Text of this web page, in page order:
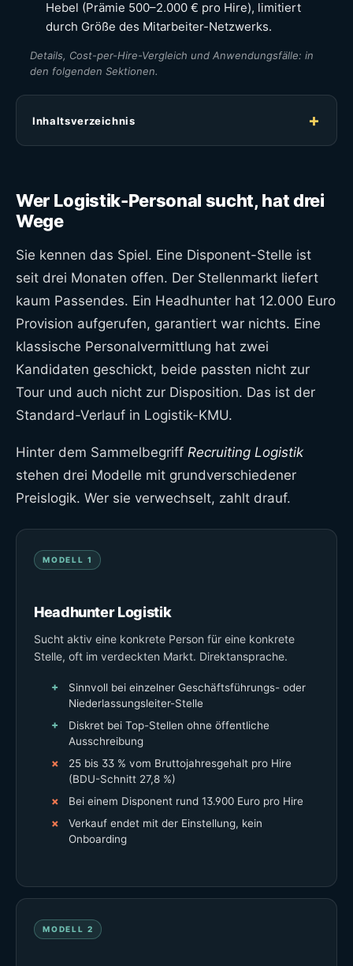
Hebel (Prämie 500–2.000 € pro Hire), limitiert
durch Größe des Mitarbeiter-Netzwerks.
Details, Cost-per-Hire-Vergleich und Anwendungsfälle: in
den folgenden Sektionen.
Inhaltsverzeichnis
Wer Logistik-Personal sucht, hat drei
Wege
Sie kennen das Spiel. Eine Disponent-Stelle ist
seit drei Monaten offen. Der Stellenmarkt liefert
kaum Passendes. Ein Headhunter hat 12.000 Euro
Provision aufgerufen, garantiert war nichts. Eine
klassische Personalvermittlung hat zwei
Kandidaten geschickt, beide passten nicht zur
Tour und auch nicht zur Disposition. Das ist der
Standard-Verlauf in Logistik-KMU.
Hinter dem Sammelbegriff Recruiting Logistik
stehen drei Modelle mit grundverschiedener
Preislogik. Wer sie verwechselt, zahlt drauf.
MODELL 1
Headhunter Logistik
Sucht aktiv eine konkrete Person für eine konkrete
Stelle, oft im verdeckten Markt. Direktansprache.
Sinnvoll bei einzelner Geschäftsführungs- oder
Niederlassungsleiter-Stelle
Diskret bei Top-Stellen ohne öffentliche
Ausschreibung
25 bis 33 % vom Bruttojahresgehalt pro Hire
(BDU-Schnitt 27,8 %)
Bei einem Disponent rund 13.900 Euro pro Hire
Verkauf endet mit der Einstellung, kein
Onboarding
MODELL 2